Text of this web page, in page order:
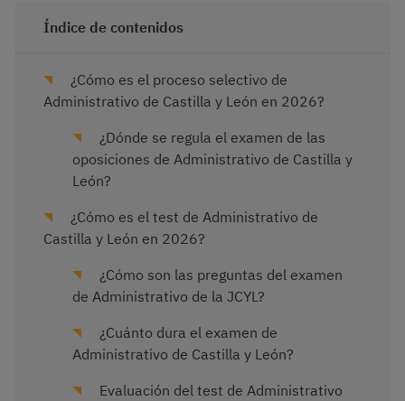
Índice de contenidos
¿Cómo es el proceso selectivo de
Administrativo de Castilla y León en 2026?
¿Dónde se regula el examen de las
oposiciones de Administrativo de Castilla y
León?
¿Cómo es el test de Administrativo de
Castilla y León en 2026?
¿Cómo son las preguntas del examen
de Administrativo de la JCYL?
¿Cuánto dura el examen de
Administrativo de Castilla y León?
Evaluación del test de Administrativo